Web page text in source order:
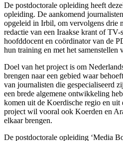
De postdoctorale opleiding heeft
opleiding. De aankomend
opgeleid in Irbil, om vervolgens drie
redactie van een Iraakse krant of TV-
hoofddocent en coördinator van de
hun training en met het samenstellen
Doel van het project is om
brengen naar een gebied waar
van journalisten die gespecialiseerd
een brede algemene ontwikkeling
komen uit de Koerdische regio en uit
project wil vooral ook Koerden en
elkaar brengen.
De postdoctorale opleiding ‘Media